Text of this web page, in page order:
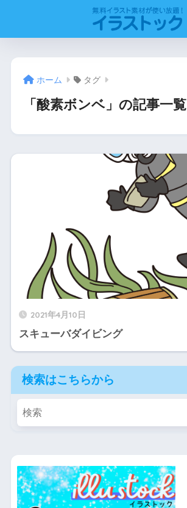
ホーム タグ
「酸素ボンベ」の記事一覧
2021年4月10日
スキューバダイビング
検索はこちらから